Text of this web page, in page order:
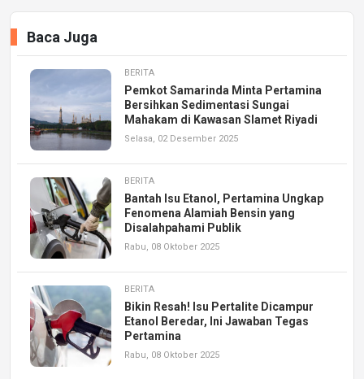
Baca Juga
BERITA
Pemkot Samarinda Minta Pertamina
Bersihkan Sedimentasi Sungai
Mahakam di Kawasan Slamet Riyadi
Selasa, 02 Desember 2025
BERITA
Bantah Isu Etanol, Pertamina Ungkap
Fenomena Alamiah Bensin yang
Disalahpahami Publik
Rabu, 08 Oktober 2025
BERITA
Bikin Resah! Isu Pertalite Dicampur
Etanol Beredar, Ini Jawaban Tegas
Pertamina
Rabu, 08 Oktober 2025